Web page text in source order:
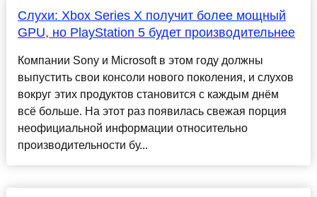
Слухи: Xbox Series X получит более мощный
GPU, но PlayStation 5 будет производительнее
Компании Sony и Microsoft в этом году должны
выпустить свои консоли нового поколения, и слухов
вокруг этих продуктов становится с каждым днём
всё больше. На этот раз появилась свежая порция
неофициальной информации относительно
производительности бу...